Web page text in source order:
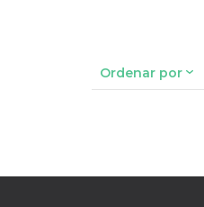
Ordenar por